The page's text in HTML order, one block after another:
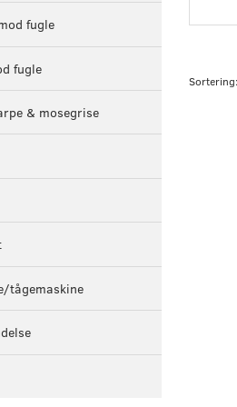
fugle
fugle
& mosegrise
tågemaskine
Sortering: